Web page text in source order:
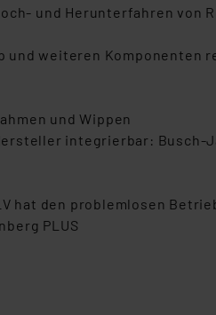
und Herunterfahren von
und weiteren Komponenten
und Wippen
integrierbar: Busch-
den problemlosen
PLUS